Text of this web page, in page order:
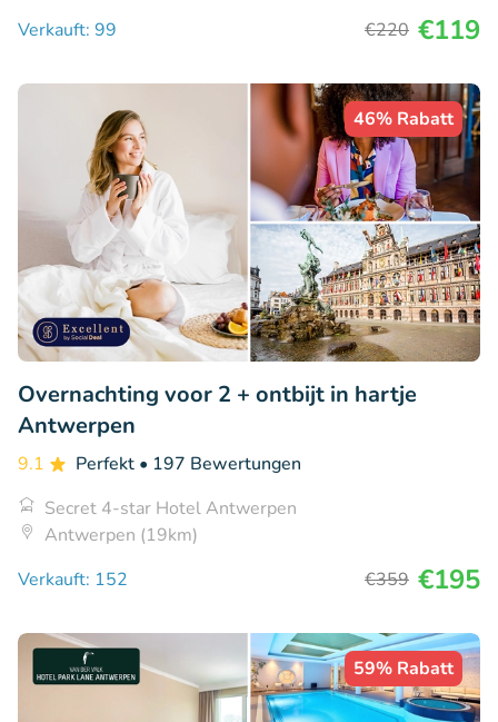
Verkauft: 99
€220 €119
46% Rabatt
Overnachting voor 2 + ontbijt in hartje
Antwerpen
9.1 Perfekt • 197 Bewertungen
Secret 4-star Hotel Antwerpen
Antwerpen (19km)
Verkauft: 152
€359 €195
59% Rabatt